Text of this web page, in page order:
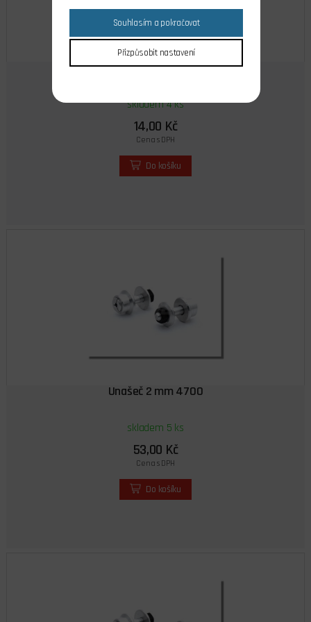
Středící kroužek 9,3/5 4571
skladem 4 ks
14,00 Kč
Cena s DPH
Do košíku
Unašeč 2 mm 4700
skladem 5 ks
53,00 Kč
Cena s DPH
Do košíku
Souhlasím a pokračovat
Přizpůsobit nastavení